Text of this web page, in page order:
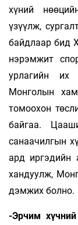
хүний
үзүүлж,
байдлаар бид
нэрэмжит
урлагийн их
Монголын
томоохон
байгаа.
санаачилгын
ард иргэдийн
хандуулж,
дэмжих болно.
-Эрчим